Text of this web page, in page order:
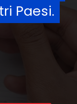
Paesi.
Paesi.